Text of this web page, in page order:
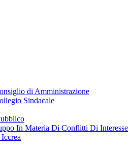
di Amministrazione
Sindacale
In Materia Di Conflitti Di Interesse